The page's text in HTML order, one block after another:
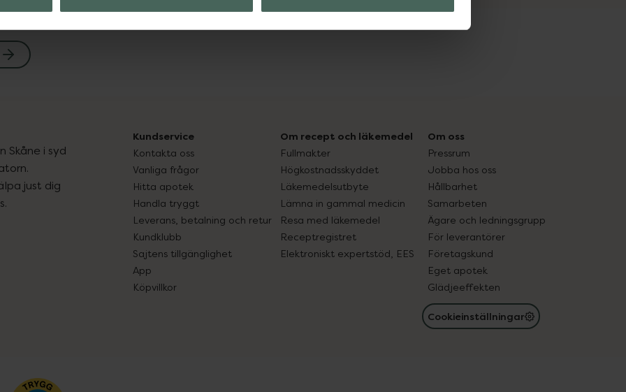
Skåne i syd
just dig
Kundservice
Kontakta oss
Vanliga frågor
Hitta apotek
Handla tryggt
Leverans, betalning och retur
Kundklubb
Sajtens tillgänglighet
App
Köpvillkor
Om recept och läkemedel
Fullmakter
Högkostnadsskyddet
Läkemedelsutbyte
Lämna in gammal medicin
Resa med läkemedel
Receptregistret
Elektroniskt expertstöd, EES
Om oss
Pressrum
Jobba hos oss
Hållbarhet
Samarbeten
Ägare och ledningsgrupp
För leverantörer
Företagskund
Eget apotek
Glädjeeffekten
Cookieinställningar